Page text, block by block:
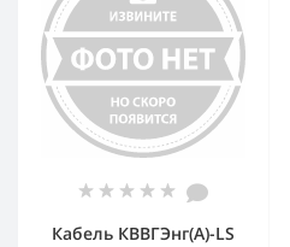
Кабель КВВГЭнг(А)-LS